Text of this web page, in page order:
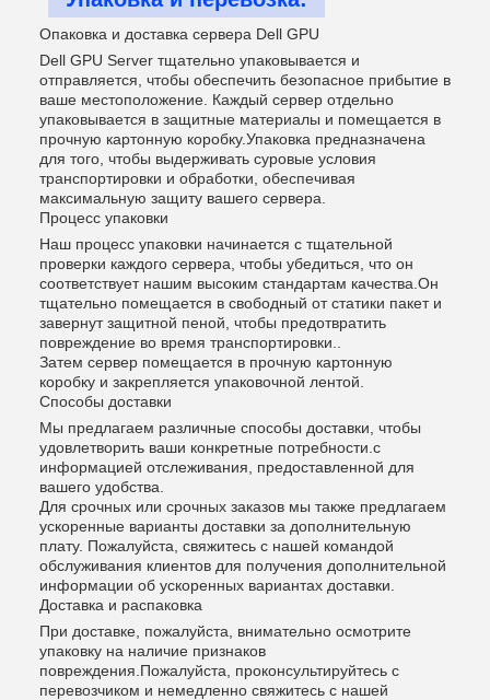
Опаковка и доставка сервера Dell GPU
Dell GPU Server тщательно упаковывается и
отправляется, чтобы обеспечить безопасное прибытие в
ваше местоположение. Каждый сервер отдельно
упаковывается в защитные материалы и помещается в
прочную картонную коробку.Упаковка предназначена
для того, чтобы выдерживать суровые условия
транспортировки и обработки, обеспечивая
максимальную защиту вашего сервера.
Процесс упаковки
Наш процесс упаковки начинается с тщательной
проверки каждого сервера, чтобы убедиться, что он
соответствует нашим высоким стандартам качества.Он
тщательно помещается в свободный от статики пакет и
завернут защитной пеной, чтобы предотвратить
повреждение во время транспортировки..
Затем сервер помещается в прочную картонную
коробку и закрепляется упаковочной лентой.
Способы доставки
Мы предлагаем различные способы доставки, чтобы
удовлетворить ваши конкретные потребности.с
информацией отслеживания, предоставленной для
вашего удобства.
Для срочных или срочных заказов мы также предлагаем
ускоренные варианты доставки за дополнительную
плату. Пожалуйста, свяжитесь с нашей командой
обслуживания клиентов для получения дополнительной
информации об ускоренных вариантах доставки.
Доставка и распаковка
При доставке, пожалуйста, внимательно осмотрите
упаковку на наличие признаков
повреждения.Пожалуйста, проконсультируйтесь с
перевозчиком и немедленно свяжитесь с нашей